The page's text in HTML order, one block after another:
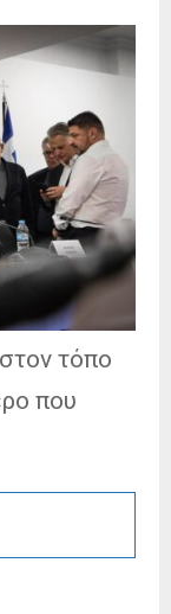
τόπο
που